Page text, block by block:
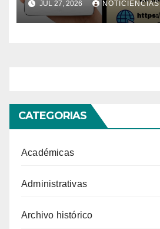
JUL 27, 2026 NOTICIENCIAS
CATEGORIAS
Académicas
Administrativas
Archivo histórico